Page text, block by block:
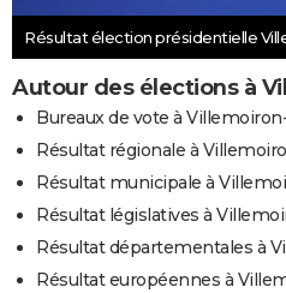
Résultat élection présidentielle
Autour des élections à
Bureaux de vote à
Résultat régionale à
Résultat municipale à
Résultat législatives à
Résultat départementales à
Résultat européennes à